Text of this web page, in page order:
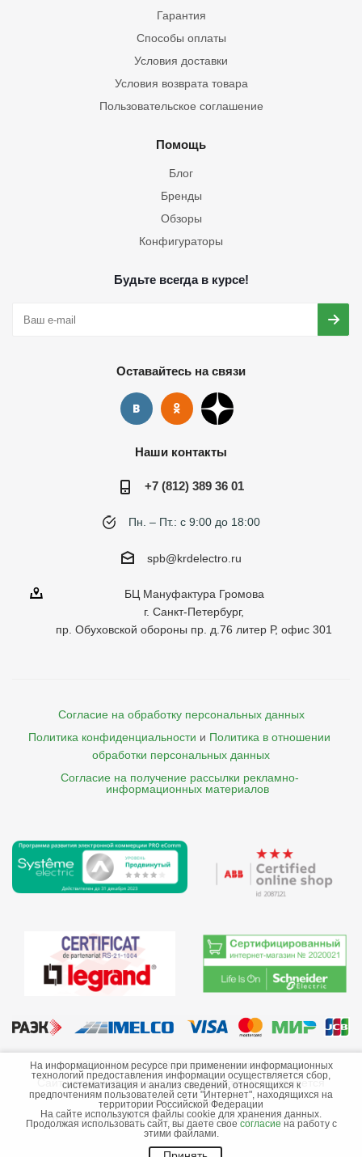
Гарантия
Способы оплаты
Условия доставки
Условия возврата товара
Пользовательское соглашение
Помощь
Блог
Бренды
Обзоры
Конфигураторы
Будьте всегда в курсе!
Оставайтесь на связи
Наши контакты
+7 (812) 389 36 01
Пн. – Пт.: с 9:00 до 18:00
spb@krdelectro.ru
БЦ Мануфактура Громова
г. Санкт-Петербург,
пр. Обуховской обороны пр. д.76 литер Р, офис 301
Согласие на обработку персональных данных
Политика конфиденциальности и Политика в отношении
обработки персональных данных
Согласие на получение рассылки рекламно-
    информационных материалов
©2013-2026 ООО «Краснодарэлектро»
Сайт носит информационный характер и не является
публичной офертой.
Стоимость товаров и их наличие не гарантируются.
На информационном ресурсе при применении информационных
технологий предоставления информации осуществляется сбор,
систематизация и анализ сведений, относящихся к
предпочтениям пользователей сети "Интернет", находящихся на
территории Российской Федерации
На сайте используются файлы cookie для хранения данных.
Продолжая использовать сайт, вы даете свое согласие на работу с
этими файлами.